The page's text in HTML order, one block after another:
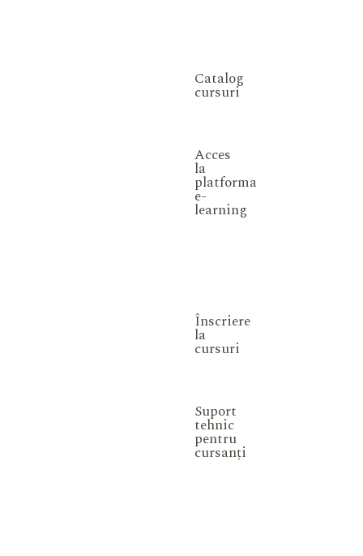
Catalog
cursuri
Acces
la
platforma
e-
learning
Înscriere
la
cursuri
Suport
tehnic
pentru
cursanți